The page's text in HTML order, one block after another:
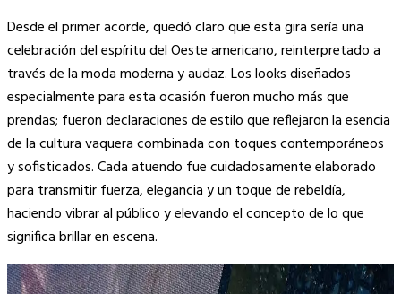
Desde el primer acorde, quedó claro que esta gira sería una
celebración del espíritu del Oeste americano, reinterpretado a
través de la moda moderna y audaz. Los looks diseñados
especialmente para esta ocasión fueron mucho más que
prendas; fueron declaraciones de estilo que reflejaron la esencia
de la cultura vaquera combinada con toques contemporáneos
y sofisticados. Cada atuendo fue cuidadosamente elaborado
para transmitir fuerza, elegancia y un toque de rebeldía,
haciendo vibrar al público y elevando el concepto de lo que
significa brillar en escena.